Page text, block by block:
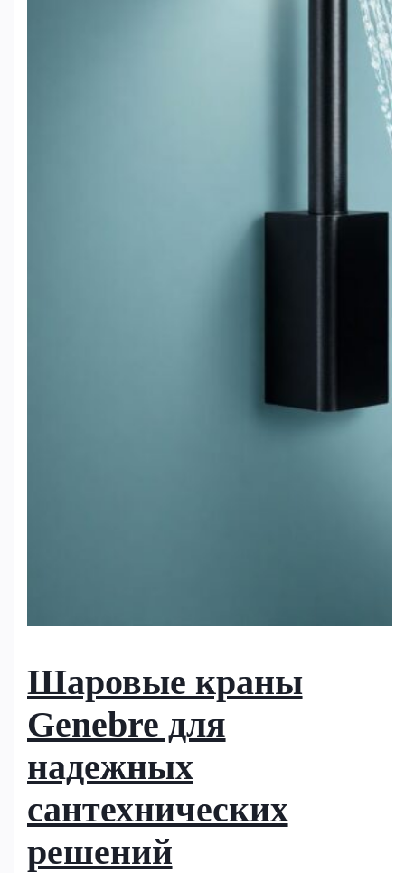
Шаровые краны
Genebre для
надежных
сантехнических
решений